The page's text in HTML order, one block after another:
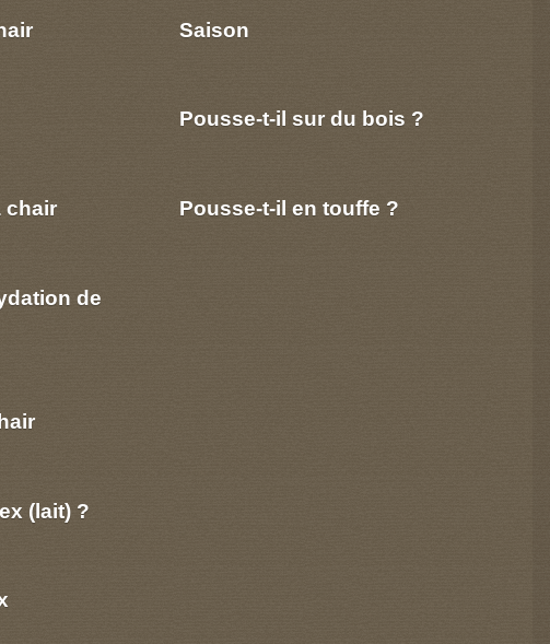
chair
de
(lait) ?
Saison
Pousse-t-il sur du bois ?
Pousse-t-il en touffe ?